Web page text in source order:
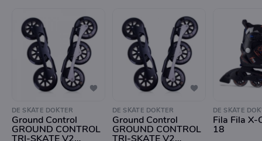
DE SKATE DOKTER
Ground Control
GROUND CONTROL
DE SKATE DOKTER
Ground Control
GROUND CONTROL
DE SKATE
Fila Fila X-
18